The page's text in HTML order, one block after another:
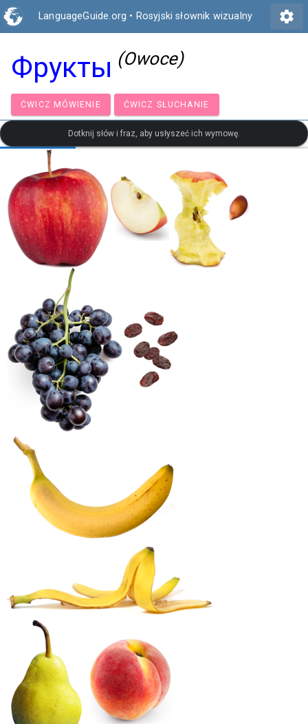
LanguageGuide.org • Rosyjski słownik wizualny settings
Фрукты (Owoce)
ĆWICZ MÓWIENIE ĆWICZ SŁUCHANIE
Dotknij słów i fraz, aby usłyszeć ich wymowę.